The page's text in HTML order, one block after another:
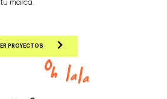
marca.
PROYECTOS